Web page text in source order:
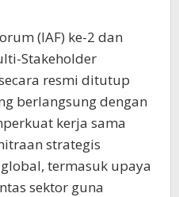
(IAF) ke-2 dan
Stakeholder
resmi ditutup
berlangsung dengan
kerja sama
strategis
termasuk upaya
sektor guna